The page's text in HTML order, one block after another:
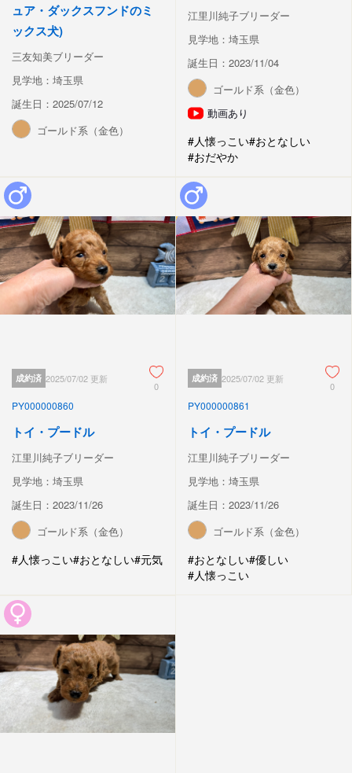
ュア・ダックスフンドのミ
ックス犬)
三友知美ブリーダー
見学地：埼玉県
誕生日：2025/07/12
ゴールド系（金色）
江里川純子ブリーダー
見学地：埼玉県
誕生日：2023/11/04
ゴールド系（金色）
動画あり
#人懐っこい#おとなしい
#おだやか
成約済 2025/07/02 更新
0
PY000000860
トイ・プードル
江里川純子ブリーダー
見学地：埼玉県
誕生日：2023/11/26
ゴールド系（金色）
#人懐っこい#おとなしい#元気
成約済 2025/07/02 更新
0
PY000000861
トイ・プードル
江里川純子ブリーダー
見学地：埼玉県
誕生日：2023/11/26
ゴールド系（金色）
#おとなしい#優しい
#人懐っこい